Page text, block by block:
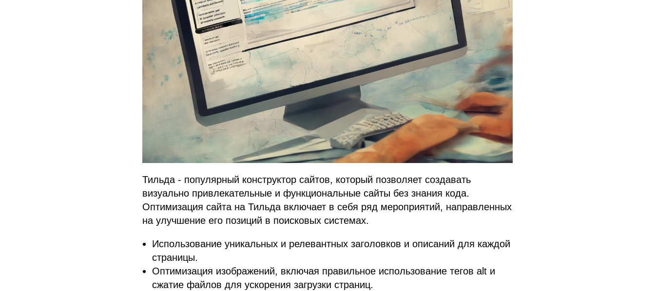
Тильда - популярный конструктор сайтов, который позволяет создавать
визуально привлекательные и функциональные сайты без знания кода.
Оптимизация сайта на Тильда включает в себя ряд мероприятий, направленных
на улучшение его позиций в поисковых системах.
Использование уникальных и релевантных заголовков и описаний для каждой
страницы.
Оптимизация изображений, включая правильное использование тегов alt и
сжатие файлов для ускорения загрузки страниц.